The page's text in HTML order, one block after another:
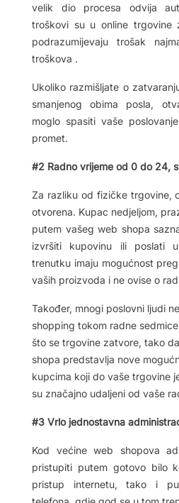
velik dio procesa odvija
troškovi su u online trgovine
podrazumijevaju trošak
troškova .
Ukoliko razmišljate o
smanjenog obima posla,
moglo spasiti vaše
promet.
#2 Radno vrijeme od 0 do 24,
Za razliku od fizičke trgovine,
otvorena. Kupac nedjeljom,
putem vašeg web shopa
izvršiti kupovinu ili poslati
trenutku imaju mogućnost
vaših proizvoda i ne ovise o
Također, mnogi poslovni ljudi
shopping tokom radne
što se trgovine zatvore, tako
shopa predstavlja nove
kupcima koji do vaše trgovine
su značajno udaljeni od vaše
#3 Vrlo jednostavna
Kod većine web shopova
pristupiti putem gotovo bilo
pristup internetu, tako i